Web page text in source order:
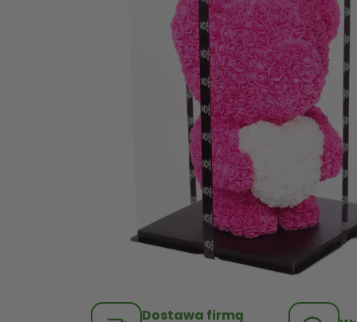
Dostawa firmą